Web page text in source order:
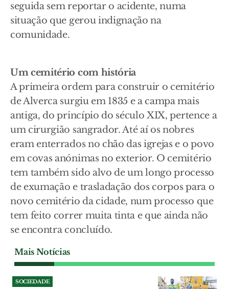
seguida sem reportar o acidente, numa
situação que gerou indignação na
comunidade.
Um cemitério com história
A primeira ordem para construir o cemitério
de Alverca surgiu em 1835 e a campa mais
antiga, do princípio do século XIX, pertence a
um cirurgião sangrador. Até aí os nobres
eram enterrados no chão das igrejas e o povo
em covas anónimas no exterior. O cemitério
tem também sido alvo de um longo processo
de exumação e trasladação dos corpos para o
novo cemitério da cidade, num processo que
tem feito correr muita tinta e que ainda não
se encontra concluído.
Mais Notícias
SOCIEDADE